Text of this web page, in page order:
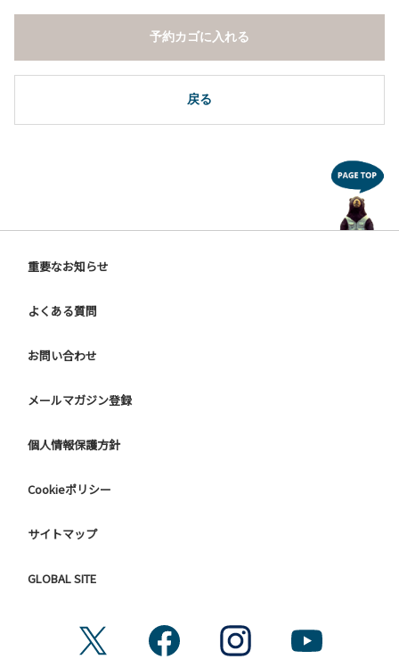
１．全室禁煙です。
２．動物（ペット類）の同伴はご遠慮願います。
３．備品の持ち出しはしないでください。
４．ご訪問客と常設テント内での面会はご遠慮願います。
戻る
予約カゴに入れる
重要なお知らせ
よくある質問
お問い合わせ
メールマガジン登録
個人情報保護方針
Cookieポリシー
サイトマップ
GLOBAL SITE